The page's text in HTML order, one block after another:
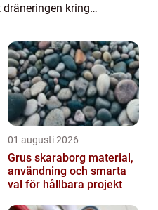
kring
01 augusti 2026
Grus skaraborg material,
användning och smarta
val för hållbara projekt